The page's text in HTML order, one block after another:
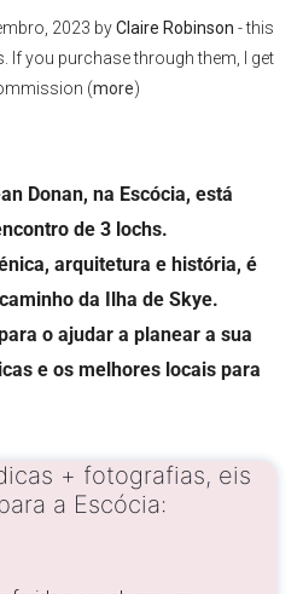
2023 byClaire Robinson - this
If you purchase through them, I get
(more)
Donan, na Escócia, está
de 3 lochs.
arquitetura e história, é
da Ilha de Skye.
o ajudar a planear a sua
e os melhores locais para
+ fotografias, eis
a Escócia: